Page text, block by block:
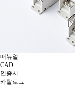
매뉴얼
CAD
인증서
카탈로그